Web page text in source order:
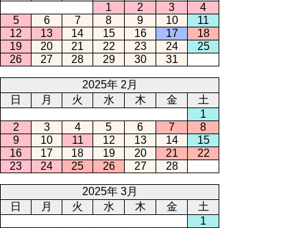
1
2 3
4
5
6 7 8 9 10
11
12
13 14 15 16 17
18
19
20 21 22 23 24
25
26
27 28 29 30 31
2025年 2月
日
月 火 水 木 金
土
1
2
3 4 5 6 7
8
9
10 11 12 13 14
15
16
17 18 19 20 21
22
23
24 25 26 27 28
2025年 3月
日
月 火 水 木 金
土
1